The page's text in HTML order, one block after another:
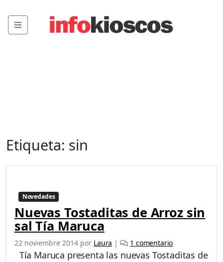
Menu
Etiqueta: sin
Novedades
Nuevas Tostaditas de Arroz sin
sal Tía Maruca
22 noviembre 2014 por Laura | 1 comentarioe
n
Tía Maruca presenta las nuevas Tostaditas de